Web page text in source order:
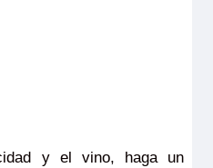
y el vino, haga un